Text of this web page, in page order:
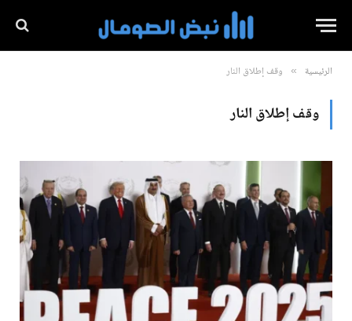
الرئيسية » وقف إطلاق النار
وقف إطلاق النار